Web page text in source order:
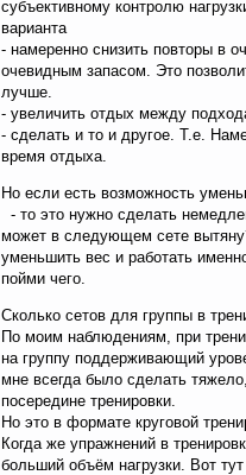
субъективному контролю
варианта
- намеренно снизить повторы в
очевидным запасом. Это
лучше.
- увеличить отдых между
- сделать и то и другое. Т.е.
время отдыха.
Но если есть возможность
- то это нужно сделать
может в следующем сете
уменьшить вес и работать
пойми чего.
Сколько сетов для группы в
По моим наблюдениям, при
на группу поддерживающий
мне всегда было сделать
посередине тренировки.
Но это в формате круговой
Когда же упражнений в
больший объём нагрузки. Вот